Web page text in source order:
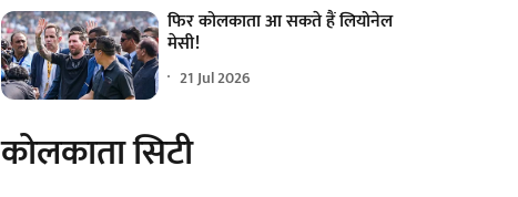
फिर कोलकाता आ सकते हैं लियोनेल
मेसी!
21 Jul 2026
कोलकाता सिटी